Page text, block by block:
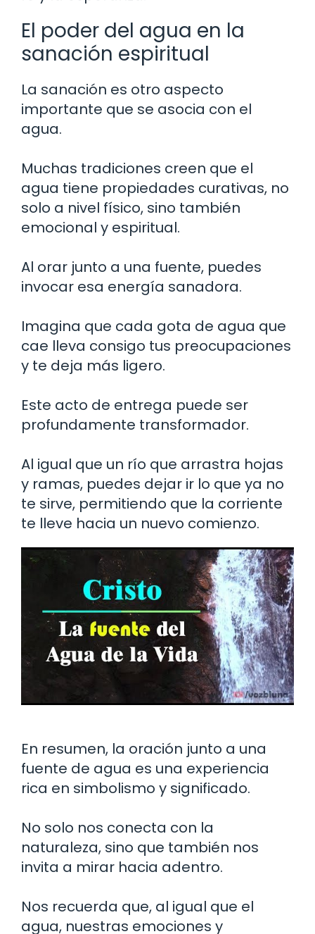
El poder del agua en la
sanación espiritual
La sanación es otro aspecto
importante que se asocia con el
agua.
Muchas tradiciones creen que el
agua tiene propiedades curativas, no
solo a nivel físico, sino también
emocional y espiritual.
Al orar junto a una fuente, puedes
invocar esa energía sanadora.
Imagina que cada gota de agua que
cae lleva consigo tus preocupaciones
y te deja más ligero.
Este acto de entrega puede ser
profundamente transformador.
Al igual que un río que arrastra hojas
y ramas, puedes dejar ir lo que ya no
te sirve, permitiendo que la corriente
te lleve hacia un nuevo comienzo.
En resumen, la oración junto a una
fuente de agua es una experiencia
rica en simbolismo y significado.
No solo nos conecta con la
naturaleza, sino que también nos
invita a mirar hacia adentro.
Nos recuerda que, al igual que el
agua, nuestras emociones y